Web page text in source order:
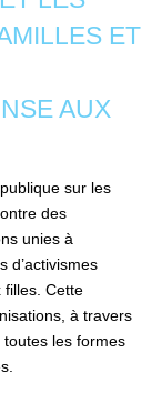
ET
AUX
sur les
des
unies à
d’activismes
filles. Cette
à travers
toutes les formes